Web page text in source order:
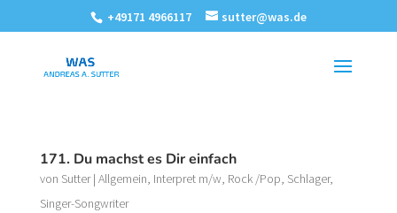
+49171 4966117 sutter@was.de
171. Du machst es Dir einfach
von Sutter| Allgemein, Interpret m/w, Rock /Pop, Schlager,
Singer-Songwriter